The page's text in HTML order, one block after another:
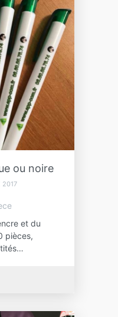
ou noire
2017
et du
pièces,